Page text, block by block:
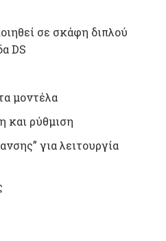
σε σκάφη διπλού
DS
μοντέλα
και ρύθμιση
για λειτουργία